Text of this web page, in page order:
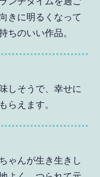
きに明るくなって
ちのいい作品。
しそうで、幸せに
らえます。
ゃんが生き生きし